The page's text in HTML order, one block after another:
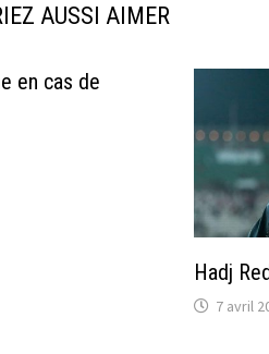
AUSSI AIMER
en cas de
Hadj
7 avril